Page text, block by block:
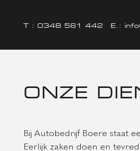
T : 0348 561 442 E.:
ONZE
Bij Autobedrijf Boere staat
Eerlijk zaken doen en